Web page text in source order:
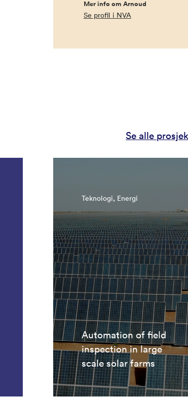
Mer info om Arnoud
Se profil i NVA
Se alle
Teknologi, Energi
Automation of field
inspection in large
scale solar farms